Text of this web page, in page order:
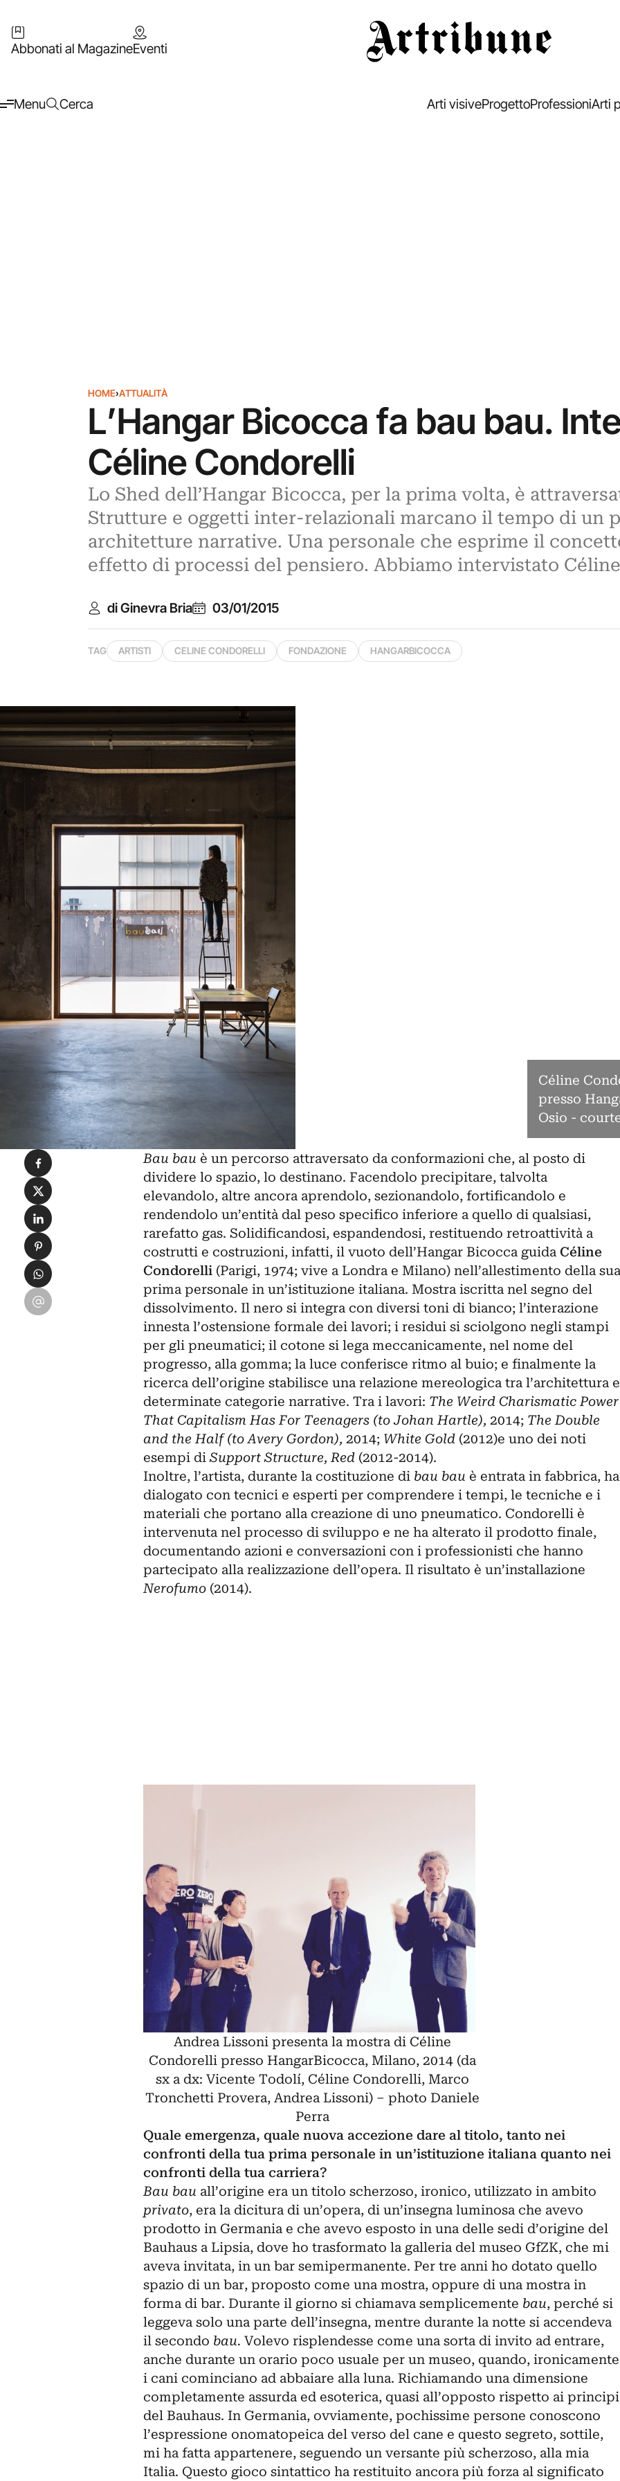
Abbonati al MagazineEventi
Menu Cerca Arti visiveProgettoProfessioniArti
HOME›ATTUALITÀ
L’Hangar Bicocca fa bau bau.
Céline Condorelli
Lo Shed dell’Hangar Bicocca, per la prima volta, è
Strutture e oggetti inter-relazionali marcano il tempo di un
architetture narrative. Una personale che esprime il
effetto di processi del pensiero. Abbiamo intervistato
di Ginevra Bria 03/01/2015
TAG ARTISTI CELINE CONDORELLI FONDAZIONE HANGARBICOCCA
Céline
presso
Osio -
Bau bau è un percorso attraversato da conformazioni che, al posto di
dividere lo spazio, lo destinano. Facendolo precipitare, talvolta
elevandolo, altre ancora aprendolo, sezionandolo, fortificandolo e
rendendolo un’entità dal peso specifico inferiore a quello di qualsiasi,
rarefatto gas. Solidificandosi, espandendosi, restituendo retroattività a
costrutti e costruzioni, infatti, il vuoto dell’Hangar Bicocca guidaCéline
Condorelli(Parigi, 1974; vive a Londra e Milano) nell’allestimento della sua
prima personale in un’istituzione italiana. Mostra iscritta nel segno del
dissolvimento. Il nero si integra con diversi toni di bianco; l’interazione
innesta l’ostensione formale dei lavori; i residui si sciolgono negli stampi
per gli pneumatici; il cotone si lega meccanicamente, nel nome del
progresso, alla gomma; la luce conferisce ritmo al buio; e finalmente la
ricerca dell’origine stabilisce una relazione mereologica tra l’architettura e
determinate categorie narrative. Tra i lavori: The Weird Charismatic Power
That Capitalism Has For Teenagers (to Johan Hartle), 2014; The Double
and the Half (to Avery Gordon), 2014;White Gold (2012)e uno dei noti
esempi diSupport Structure, Red(2012-2014).
Inoltre, l’artista, durante la costituzione di bau bau è entrata in fabbrica, ha
dialogato con tecnici e esperti per comprendere i tempi, le tecniche e i
materiali che portano alla creazione di uno pneumatico. Condorelli è
intervenuta nel processo di sviluppo e ne ha alterato il prodotto finale,
documentando azioni e conversazioni con i professionisti che hanno
partecipato alla realizzazione dell’opera. Il risultato è un’installazione
Nerofumo (2014).
Andrea Lissoni presenta la mostra di Céline
Condorelli presso HangarBicocca, Milano, 2014 (da
sx a dx: Vicente Todolí, Céline Condorelli, Marco
Tronchetti Provera, Andrea Lissoni) – photo Daniele
Perra
Quale emergenza, quale nuova accezione dare al titolo, tanto nei
confronti della tua prima personale in un’istituzione italiana quanto nei
confronti della tua carriera?
Bau bau all’origine era un titolo scherzoso, ironico, utilizzato in ambito
privato, era la dicitura di un’opera, di un’insegna luminosa che avevo
prodotto in Germania e che avevo esposto in una delle sedi d’origine del
Bauhaus a Lipsia, dove ho trasformato la galleria del museo GfZK, che mi
aveva invitata, in un bar semipermanente. Per tre anni ho dotato quello
spazio di un bar, proposto come una mostra, oppure di una mostra in
forma di bar. Durante il giorno si chiamava semplicemente bau, perché si
leggeva solo una parte dell’insegna, mentre durante la notte si accendeva
il secondo bau. Volevo risplendesse come una sorta di invito ad entrare,
anche durante un orario poco usuale per un museo, quando,
i cani cominciano ad abbaiare alla luna. Richiamando una dimensione
completamente assurda ed esoterica, quasi all’opposto rispetto ai principi
del Bauhaus. In Germania, ovviamente, pochissime persone conoscono
l’espressione onomatopeica del verso del cane e questo segreto, sottile,
mi ha fatta appartenere, seguendo un versante più scherzoso, alla mia
Italia. Questo gioco sintattico ha restituito ancora più forza al significato
Condividi su Facebook
Condividi su X
Condividi su LinkedIn
Condividi su Pinterest
Condividi su WhatsApp
Condividi su Email